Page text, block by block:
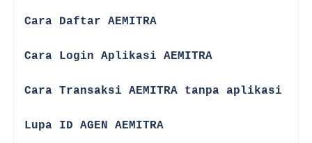
Cara Daftar AEMITRA
Cara Login Aplikasi AEMITRA
Cara Transaksi AEMITRA tanpa aplikasi
Lupa ID AGEN AEMITRA